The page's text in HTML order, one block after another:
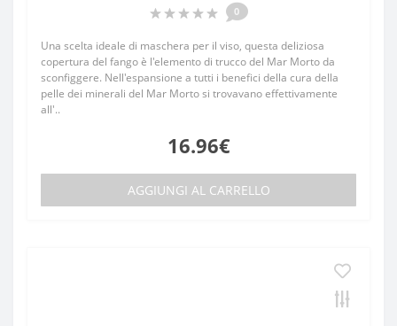
0
Una scelta ideale di maschera per il viso, questa deliziosa
copertura del fango è l'elemento di trucco del Mar Morto da
sconfiggere. Nell'espansione a tutti i benefici della cura della
pelle dei minerali del Mar Morto si trovavano effettivamente
all'..
16.96€
AGGIUNGI AL CARRELLO